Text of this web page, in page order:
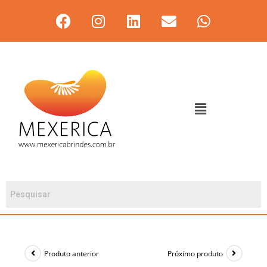
Produto anterior Próximo produto